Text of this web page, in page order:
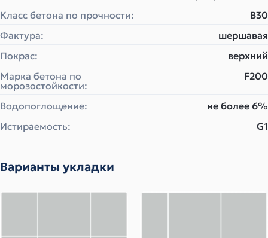
Класс бетона по прочности:
B30
Фактура:
шершавая
Покрас:
верхний
Марка бетона по
морозостойкости:
F200
Водопоглощение:
не более 6%
Истираемость:
G1
Варианты укладки